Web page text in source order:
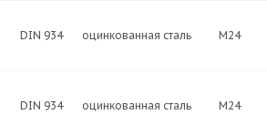
DIN 934 оцинкованная сталь М24
DIN 934 оцинкованная сталь М24